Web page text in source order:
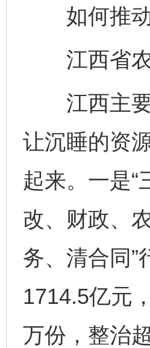
如何推动
江西省农
江西主要
让沉睡的资
起来。一是“
改、财政、
务、清合同
1714.5亿元
万份，整治